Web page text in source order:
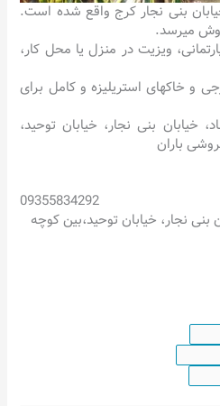
بنی نجار کرج واقع شده است.
میرسد.
ویزیت در منزل یا محل کار،
و خاکهای استریلیزه و کامل برای
خیابان بنی نجار، خیابان توحید،
باران
09355834292
بنی نجار، خیابان توحید،بین کوچه